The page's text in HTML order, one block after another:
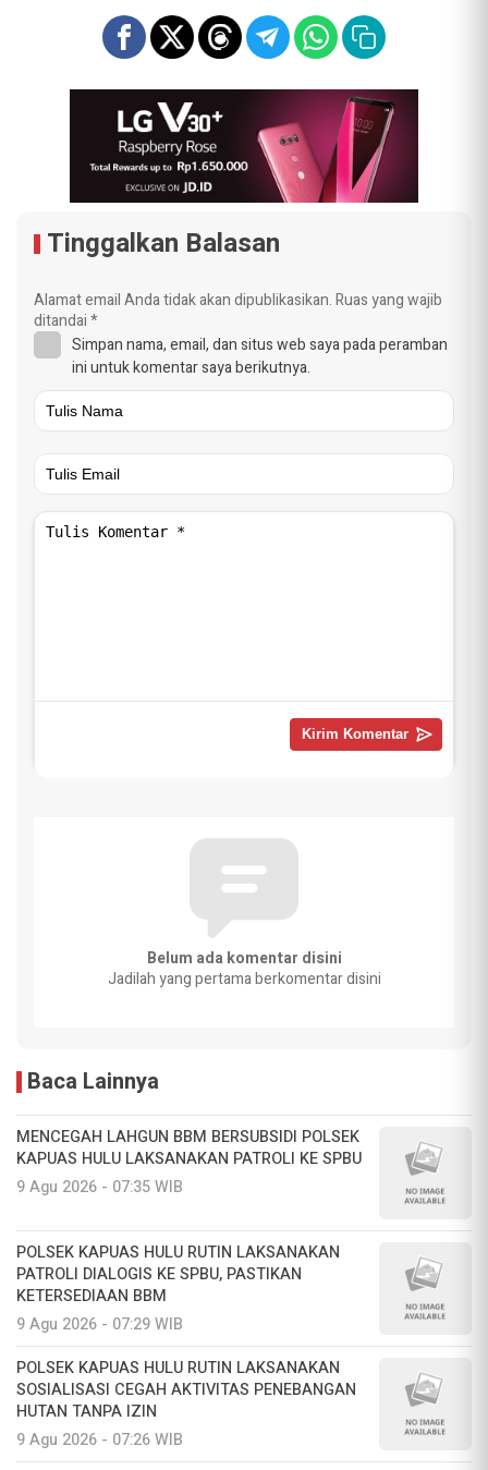
Tinggalkan Balasan
Alamat email Anda tidak akan dipublikasikan.Ruas yang wajib
ditandai*
Simpan nama, email, dan situs web saya pada peramban
ini untuk komentar saya berikutnya.
Belum ada komentar disini
Jadilah yang pertama berkomentar disini
Baca Lainnya
MENCEGAH LAHGUN BBM BERSUBSIDI POLSEK
KAPUAS HULU LAKSANAKAN PATROLI KE SPBU
9 Agu 2026 - 07:35 WIB
POLSEK KAPUAS HULU RUTIN LAKSANAKAN
PATROLI DIALOGIS KE SPBU, PASTIKAN
KETERSEDIAAN BBM
9 Agu 2026 - 07:29 WIB
POLSEK KAPUAS HULU RUTIN LAKSANAKAN
SOSIALISASI CEGAH AKTIVITAS PENEBANGAN
HUTAN TANPA IZIN
9 Agu 2026 - 07:26 WIB